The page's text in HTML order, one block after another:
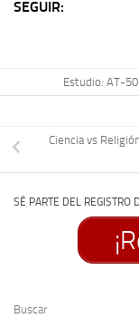
SEGUIR:
Estudio: AT-
Ciencia vs
SÉ PARTE DEL REGISTRO
Buscar